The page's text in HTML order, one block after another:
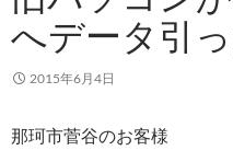
へデータ引
2015年6月4日
那珂市菅谷のお客様